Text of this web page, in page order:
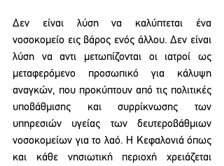
Δεν είναι λύση να καλύπτεται ένα
νοσοκομείο εις βάρος ενός άλλου. Δεν είναι
λύση να αντι μετωπίζονται οι ιατροί ως
μεταφερόμενο προσωπικό για κάλυψη
αναγκών, που προκύπτουν από τις πολιτικές
υποβάθμισης και συρρίκνωσης των
υπηρεσιών υγείας των δευτεροβάθμιων
νοσοκομείων για το λαό. Η Κεφαλονιά όπως
και κάθε νησιωτική περιοχή χρειάζεται